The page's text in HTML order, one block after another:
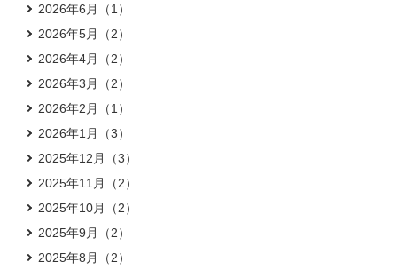
2026年6月（1）
2026年5月（2）
2026年4月（2）
2026年3月（2）
2026年2月（1）
2026年1月（3）
2025年12月（3）
2025年11月（2）
2025年10月（2）
2025年9月（2）
2025年8月（2）